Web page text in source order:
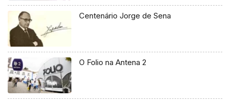
Centenário Jorge de Sena
O Folio na Antena 2